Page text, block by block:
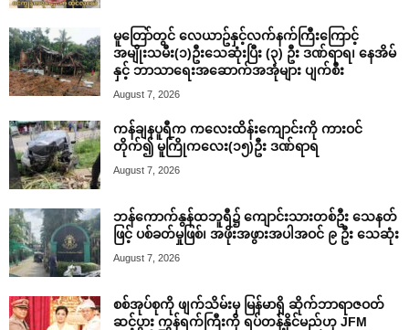
မူတြော်တွင် လေယာဥ်နှင့်လက်နက်ကြီးကြောင့်
အမျိုးသမီး(၁)ဦးသေဆုံးပြီး (၃) ဦး ဒဏ်ရာရ၊ နေအိမ်
နှင့် ဘာသာရေးအဆောက်အအုံများ ပျက်စီး
August 7, 2026
ကန်ချနပူရီက ကလေးထိန်းကျောင်းကို ကားဝင်
တိုက်၍ မူကြိုကလေး(၁၅)ဦး ဒဏ်ရာရ
August 7, 2026
ဘန်ကောက်နွန်ထဘူရီ၌ ကျောင်းသားတစ်ဦး သေနတ်
ဖြင့် ပစ်ခတ်မှုဖြစ်၊ အဖိုးအဖွားအပါအဝင် ၉ ဦး သေဆုံး
August 7, 2026
စစ်အုပ်စုကို ဖျက်သိမ်းမှ မြန်မာရှိ ဆိုက်ဘာရာဇဝတ်
ဆင့်ပွား ကွန်ရက်ကြီးကို ရပ်တန့်နိုင်မည်ဟု JFM